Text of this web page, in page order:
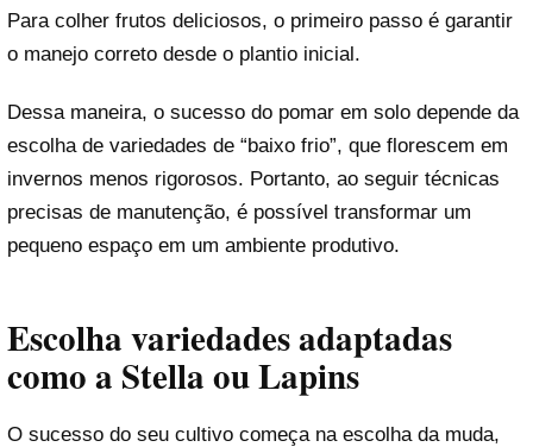
Para colher frutos deliciosos, o primeiro passo é garantir
o manejo correto desde o plantio inicial.
Dessa maneira, o sucesso do pomar em solo depende da
escolha de variedades de “baixo frio”, que florescem em
invernos menos rigorosos. Portanto, ao seguir técnicas
precisas de manutenção, é possível transformar um
pequeno espaço em um ambiente produtivo.
Escolha variedades adaptadas
como a Stella ou Lapins
O sucesso do seu cultivo começa na escolha da muda,